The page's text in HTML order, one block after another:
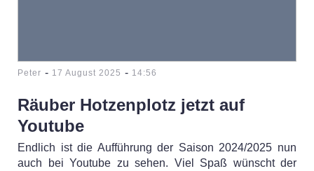
Peter - 17 August 2025 - 14:56
Räuber Hotzenplotz jetzt auf
Youtube
Endlich ist die Aufführung der Saison 2024/2025 nun
auch bei Youtube zu sehen. Viel Spaß wünscht der